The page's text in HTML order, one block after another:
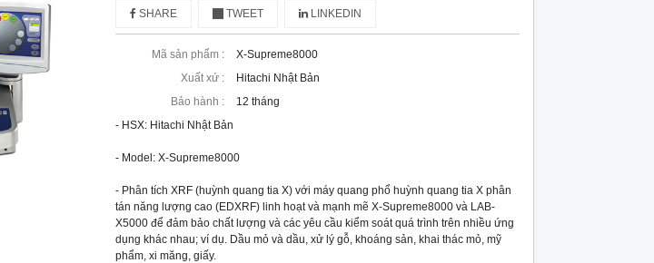
SHARE TWEET LINKEDIN
Mã sản phẩm :
X-Supreme8000
Xuất xứ :
Hitachi Nhật Bản
Bảo hành :
12 tháng
- HSX: Hitachi Nhật Bản
- Model: X-Supreme8000
- Phân tích XRF (huỳnh quang tia X) với máy quang phổ huỳnh quang tia X phân
tán năng lượng cao (EDXRF) linh hoạt và mạnh mẽ X-Supreme8000 và LAB-
X5000 để đảm bảo chất lượng và các yêu cầu kiểm soát quá trình trên nhiều ứng
dụng khác nhau; ví dụ. Dầu mỏ và dầu, xử lý gỗ, khoáng sản, khai thác mỏ, mỹ
phẩm, xi măng, giấy.